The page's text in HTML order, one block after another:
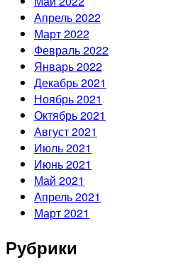
Апрель 2022
Март 2022
Февраль 2022
Январь 2022
Декабрь 2021
Ноябрь 2021
Октябрь 2021
Август 2021
Июль 2021
Июнь 2021
Май 2021
Апрель 2021
Март 2021
Рубрики